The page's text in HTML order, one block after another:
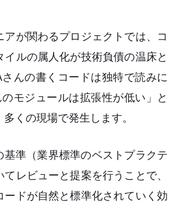
アが関わるプロジェクトでは、コ
イルの属人化が技術負債の温床と
んの書くコードは独特で読みに
モジュールは拡張性が低い」と
くの現場で発生します。
基準（業界標準のベストプラクテ
てレビューと提案を行うことで、
ードが自然と標準化されていく効